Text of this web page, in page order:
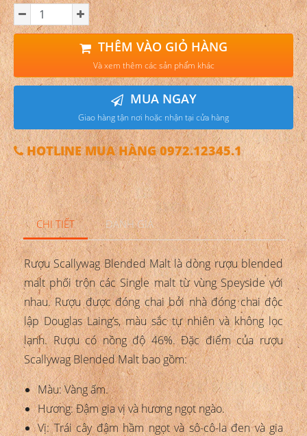
THÊM VÀO GIỎ HÀNG
Và xem thêm các sản phẩm khác
MUA NGAY
Giao hàng tận nơi hoặc nhận tại cửa hàng
HOTLINE MUA HÀNG 0972.12345.1
CHI TIẾT ĐÁNH GIÁ
Rượu Scallywag Blended Malt là dòng rượu blended
malt phối trộn các Single malt từ vùng Speyside với
nhau. Rượu được đóng chai bởi nhà đóng chai độc
lập Douglas Laing’s, màu sắc tự nhiên và không lọc
lạnh. Rượu có nồng độ 46%. Đặc điểm của rượu
Scallywag Blended Malt bao gồm:
Màu: Vàng ấm.
Hương: Đậm gia vị và hương ngọt ngào.
Vị: Trái cây đậm hầm ngọt và sô-cô-la đen và gia